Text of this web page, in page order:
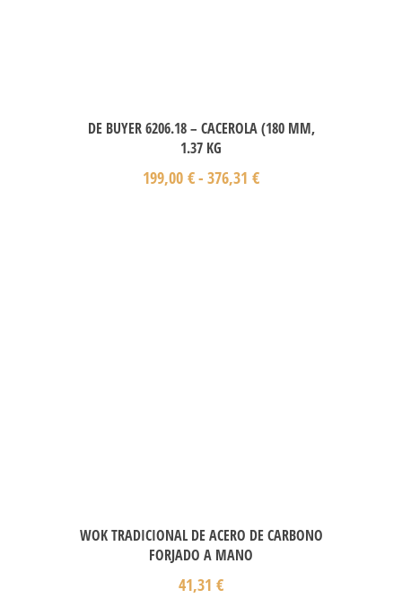
DE BUYER 6206.18 – CACEROLA (180 MM,
1.37 KG
199,00 €- 376,31 €
WOK TRADICIONAL DE ACERO DE CARBONO
FORJADO A MANO
41,31 €